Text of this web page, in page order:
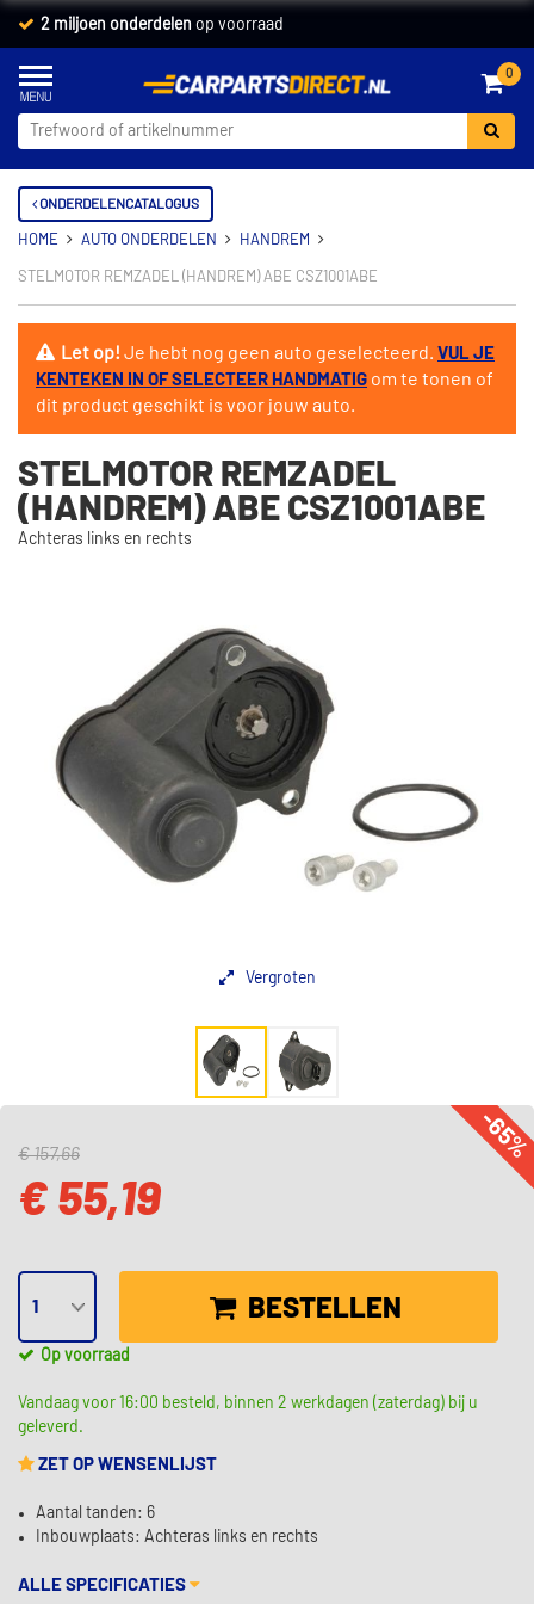
2 miljoen onderdelen op voorraad
0
ONDERDELENCATALOGUS
HOME AUTO ONDERDELEN HANDREM
STELMOTOR REMZADEL (HANDREM) ABE CSZ1001ABE
Let op!Je hebt nog geen auto geselecteerd. VUL JE
KENTEKEN IN OF SELECTEER HANDMATIG om te tonen of
dit product geschikt is voor jouw auto.
STELMOTOR REMZADEL
(HANDREM) ABE CSZ1001ABE
Achteras links en rechts
Vergroten
-
€ 157,66
€ 55,19
BESTELLEN
Op voorraad
Vandaag voor 16:00 besteld, binnen 2 werkdagen (zaterdag) bij u
geleverd.
ZET OP WENSENLIJST
Aantal tanden: 6
Inbouwplaats: Achteras links en rechts
ALLE SPECIFICATIES